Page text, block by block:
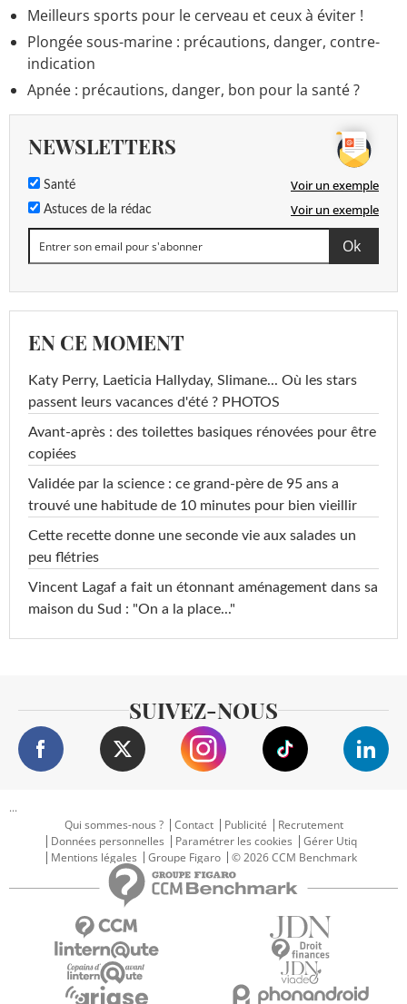
Meilleurs sports pour le cerveau et ceux à éviter !
Plongée sous-marine : précautions, danger, contre-
indication
Apnée : précautions, danger, bon pour la santé ?
NEWSLETTERS
Santé Voir un exemple
Astuces de la rédac Voir un exemple
EN CE MOMENT
Katy Perry, Laeticia Hallyday, Slimane... Où les stars
passent leurs vacances d'été ? PHOTOS
Avant-après : des toilettes basiques rénovées pour être
copiées
Validée par la science : ce grand-père de 95 ans a
trouvé une habitude de 10 minutes pour bien vieillir
Cette recette donne une seconde vie aux salades un
peu flétries
Vincent Lagaf a fait un étonnant aménagement dans sa
maison du Sud : "On a la place..."
SUIVEZ-NOUS
...
Qui sommes-nous ?
Contact Publicité
Recrutement
Données personnelles
Paramétrer les cookies
Gérer Utiq
Mentions légales
Groupe Figaro © 2026 CCM Benchmark